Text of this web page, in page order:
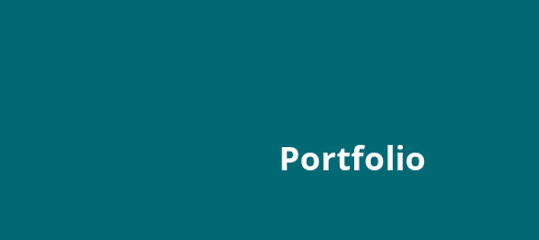
Portfolio